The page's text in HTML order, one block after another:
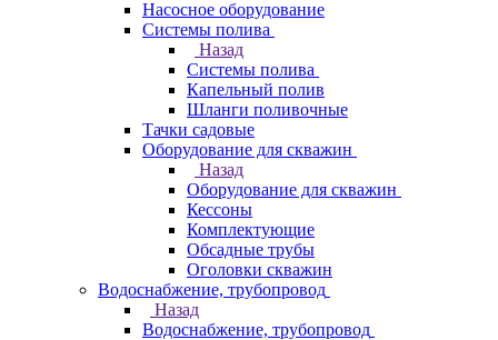
Насосное оборудование
Системы полива
Назад
Системы полива
Капельный полив
Шланги поливочные
Тачки садовые
Оборудование для скважин
Назад
Оборудование для скважин
Кессоны
Комплектующие
Обсадные трубы
Оголовки скважин
Водоснабжение, трубопровод
Назад
Водоснабжение, трубопровод